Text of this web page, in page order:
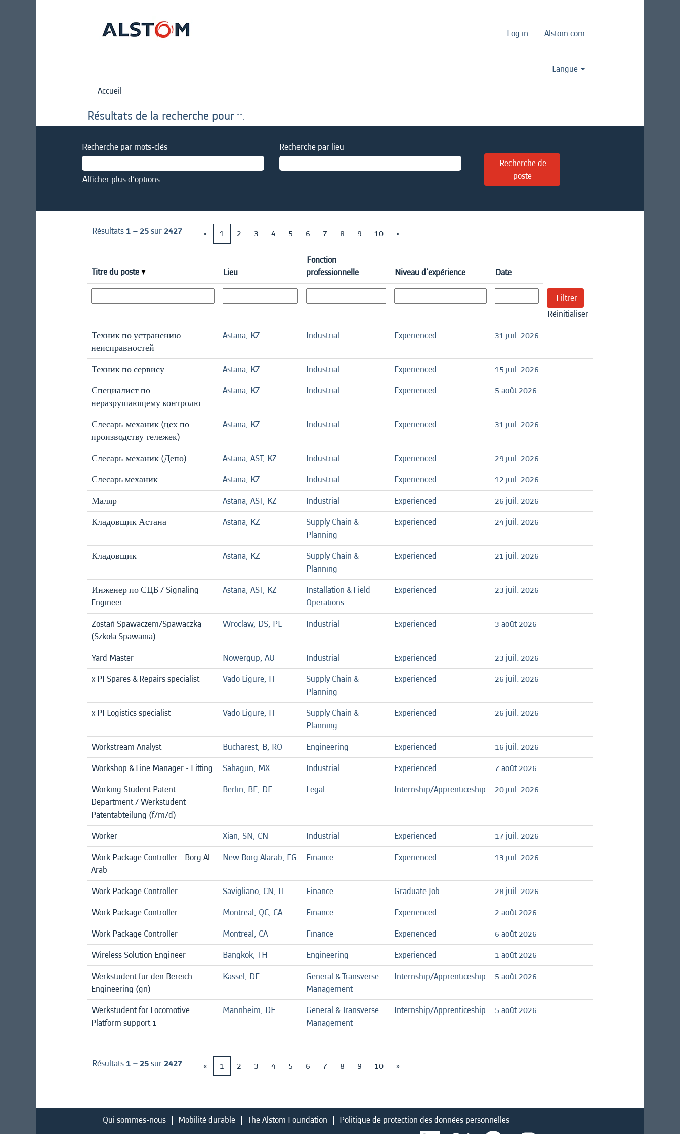
Log in Alstom.com
Langue
Accueil
Résultats de la recherche pour "".
Recherche par mots-clés Recherche par lieu
Afficher plus d’options
Résultats1 – 25sur 2427 « 1 2 3 4 5 6 7 8 9 10 »
Titre du poste Lieu
Fonction
professionnelle
Niveau d'expérience Date
Réinitialiser
Техник по устранению
неисправностей
Astana, KZ Industrial Experienced 31 juil. 2026
Техник по сервису Astana, KZ Industrial Experienced
15 juil. 2026
Специалист по
неразрушающему контролю
Astana, KZ Industrial Experienced 5 août 2026
Слесарь-механик (цех по
производству тележек)
Astana, KZ Industrial Experienced 31 juil. 2026
Слесарь-механик (Депо) Astana, AST, KZ Industrial Experienced
29 juil. 2026
Слесарь механик
Astana, KZ Industrial Experienced
12 juil. 2026
Маляр
Astana, AST, KZ Industrial Experienced
26 juil. 2026
Кладовщик Астана
Astana, KZ
Supply Chain &
Planning
Experienced 24 juil. 2026
Кладовщик Astana, KZ
Supply Chain &
Planning
Experienced 21 juil. 2026
Инженер по СЦБ / Signaling
Engineer
Astana, AST, KZ
Installation & Field
Operations
Experienced 23 juil. 2026
Zostań Spawaczem/Spawaczką
(Szkoła Spawania)
Wroclaw, DS, PL Industrial Experienced 3 août 2026
Yard Master Nowergup, AU Industrial Experienced
23 juil. 2026
x PI Spares & Repairs specialist
Vado Ligure, IT
Supply Chain &
Planning
Experienced 26 juil. 2026
x PI Logistics specialist Vado Ligure, IT
Supply Chain &
Planning
Experienced 26 juil. 2026
Workstream Analyst Bucharest, B, RO Engineering Experienced
16 juil. 2026
Workshop & Line Manager - Fitting
Sahagun, MX Industrial Experienced
7 août 2026
Working Student Patent
Department / Werkstudent
Patentabteilung (f/m/d)
Berlin, BE, DE Legal Internship/Apprenticeship 20 juil. 2026
Worker Xian, SN, CN Industrial Experienced
17 juil. 2026
Work Package Controller - Borg Al-
Arab
New Borg Alarab, EG Finance Experienced 13 juil. 2026
Work Package Controller Savigliano, CN, IT Finance Graduate Job
28 juil. 2026
Work Package Controller
Montreal, QC, CA Finance Experienced
2 août 2026
Work Package Controller
Montreal, CA Finance Experienced
6 août 2026
Wireless Solution Engineer
Bangkok, TH Engineering Experienced
1 août 2026
Werkstudent für den Bereich
Engineering (gn)
Kassel, DE
General & Transverse
Management
Internship/Apprenticeship 5 août 2026
Werkstudent for Locomotive
Platform support 1
Mannheim, DE
General & Transverse
Management
Internship/Apprenticeship 5 août 2026
Résultats1 – 25sur 2427 « 1 2 3 4 5 6 7 8 9 10 »
Qui sommes-nous Mobilité durable The Alstom Foundation
Politique de protection des données personnelles